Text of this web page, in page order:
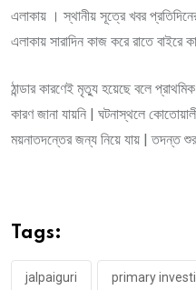
এলাকায় । স্থানীয় সূত্রে খবর
এলাকায় সারাদিন কাজ করে রাতে বাইরে
ঠান্ডার কারণেই মৃত্যু হয়েছে বলে
কারণ জানা যায়নি | ঘটনাস্থলে
ময়নাতদন্তের জন্য নিয়ে যায় | তদন্ত
Tags:
jalpaiguri primary